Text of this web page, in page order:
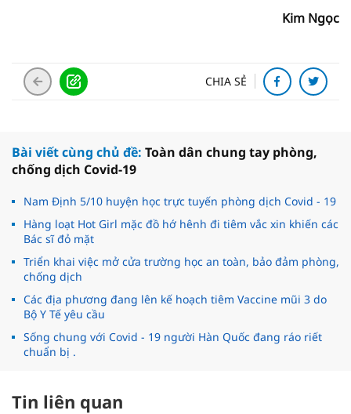
Kim Ngọc
CHIA SẺ
Bài viết cùng chủ đề: Toàn dân chung tay phòng,
chống dịch Covid-19
Nam Định 5/10 huyện học trực tuyến phòng dịch Covid - 19
Hàng loạt Hot Girl mặc đồ hớ hênh đi tiêm vắc xin khiến các
Bác sĩ đỏ mặt
Triển khai việc mở cửa trường học an toàn, bảo đảm phòng,
chống dịch
Các địa phương đang lên kế hoạch tiêm Vaccine mũi 3 do
Bộ Y Tế yêu cầu
Sống chung với Covid - 19 người Hàn Quốc đang ráo riết
chuẩn bị .
Tin liên quan